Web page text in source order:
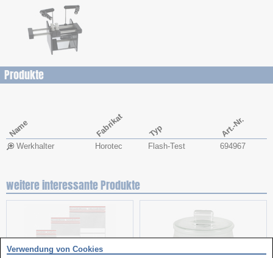
Produkte
Name Fabrikat Typ Art.-Nr.
Werkhalter Horotec Flash-Test 694967
weitere interessante Produkte
Verwendung von Cookies